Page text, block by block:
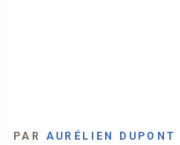
PAR AURÉLIEN DUPONT